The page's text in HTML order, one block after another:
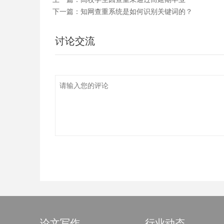
下一篇： 知网查重系统是如何识别关键词的？
讨论交流